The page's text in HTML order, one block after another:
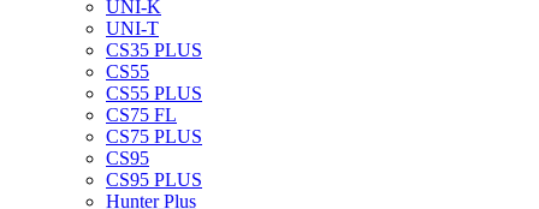
UNI-K
UNI-T
CS35 PLUS
CS55
CS55 PLUS
CS75 FL
CS75 PLUS
CS95
CS95 PLUS
Hunter Plus